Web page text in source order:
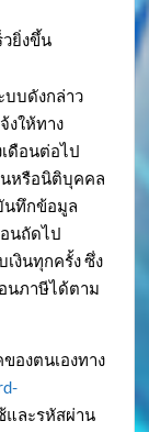
ยิ่งขึ้น
บบดังกล่าว
งให้ทาง
ดือนต่อไป
นหรือนิติบุคคล
นทึกข้อมูล
นถัดไป
เงินทุกครั้ง ซึ่ง
นภาษีได้ตาม
องตนเองทาง
และรหัสผ่าน